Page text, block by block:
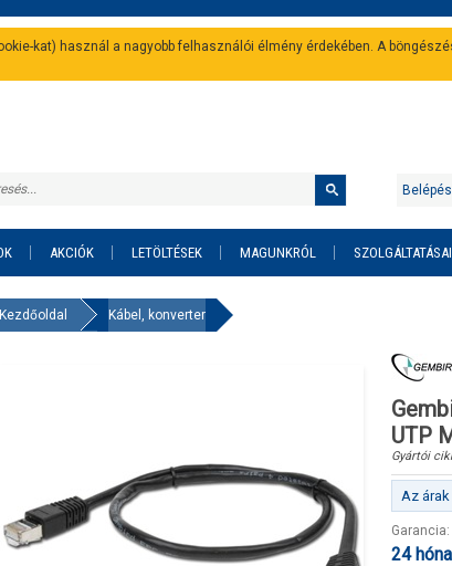
kat) használ a nagyobb felhasználói élmény érdekében. A
Belépés
AKCIÓK LETÖLTÉSEK MAGUNKRÓL
Kezdőoldal Kábel, konverter
UTP
Gyártói
Az
Garancia:
24